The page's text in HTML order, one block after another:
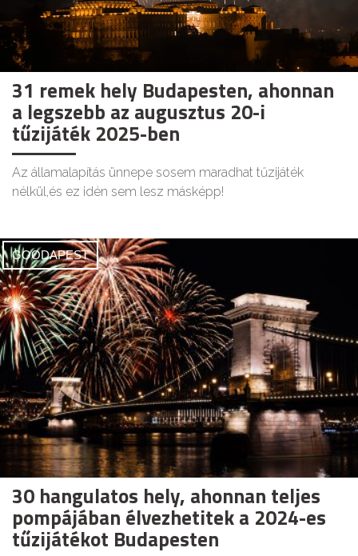
31 remek hely Budapesten, ahonnan
a legszebb az augusztus 20-i
tűzijáték 2025-ben
Az államalapítás ünnepe sosem maradhat tűzijáték
nélkül,és ez idén sem lesz másképp!
GOODAPEST
30 hangulatos hely, ahonnan teljes
pompájában élvezhetitek a 2024-es
tűzijátékot Budapesten